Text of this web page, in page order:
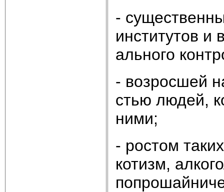
-
ин­сти­ту­тов и
аль­но­го
- воз­рос­шей
стью лю­дей,
ни­ми;
- рос­том
ко­тизм,